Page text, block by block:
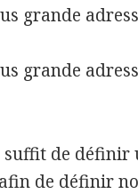
grande
grande
de définir
de définir